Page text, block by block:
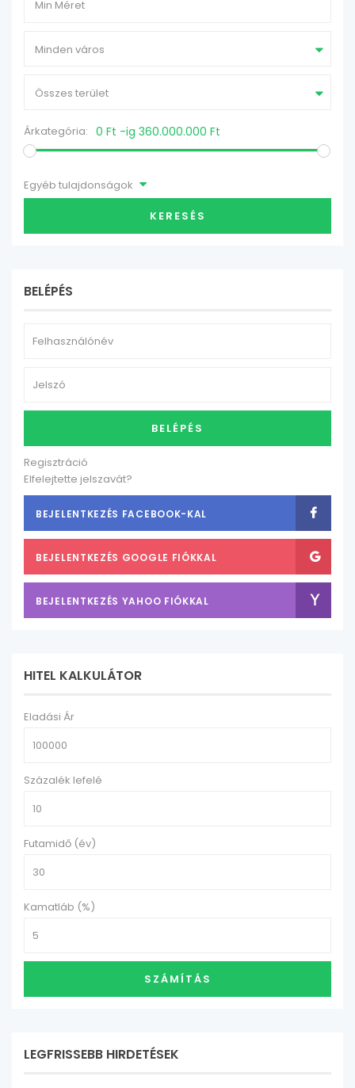
Minden város
Összes terület
Árkategória: 0 Ft -ig 360.000.000 Ft
Egyéb tulajdonságok
KERESÉS
BELÉPÉS
BELÉPÉS
Regisztráció
Elfelejtette jelszavát?
BEJELENTKEZÉS FACEBOOK-KAL
BEJELENTKEZÉS GOOGLE FIÓKKAL
BEJELENTKEZÉS YAHOO FIÓKKAL
HITEL KALKULÁTOR
Eladási Ár
Százalék lefelé
Futamidő (év)
Kamatláb (%)
SZÁMÍTÁS
LEGFRISSEBB HIRDETÉSEK